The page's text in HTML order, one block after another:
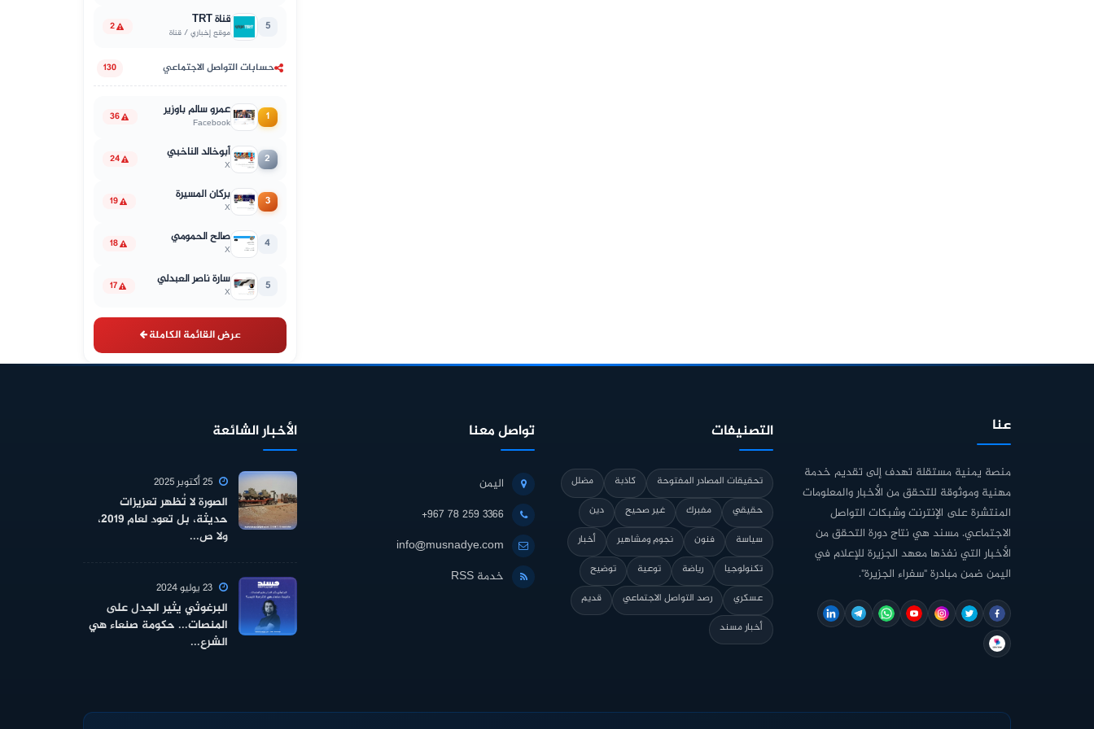
5 قناة TRT
موقع إخباري / قناة 2
حسابات التواصل الاجتماعي 130
1 عمرو سالم باوزير
Facebook
36
2 أبوخالد الناخبي
X
24
3 بركان المسيرة
X
19
4 صالح الحمومي
X
18
5 سارة ناصر العبدلي
X
17
عرض القائمة الكاملة
عنا
منصة يمنية مستقلة تهدف إلى تقديم خدمة
مهنية وموثوقة للتحقق من الأخبار والمعلومات
المنتشرة على الإنترنت وشبكات التواصل
الاجتماعي. مسند هي نتاج دورة التحقق من
الأخبار التي نفذها معهد الجزيرة للإعلام في
اليمن ضمن مبادرة "سفراء الجزيرة".
التصنيفات
تحقيقات المصادر المفتوحة كاذبة
مضلل
حقيقي
مفبرك غير صحيح
دين
سياسة
فنون نجوم ومشاهير
أخبار
تكنولوجيا
رياضة توعية
توضيح
عسكري
رصد التواصل الاجتماعي
قديم
أخبار مسند
تواصل معنا
اليمن
+967 78 259 3366
info@musnadye.com
خدمة RSS
الأخبار الشائعة
25 أكتوبر 2025
الصورة لا تُظهر تعزيزات
حديثة، بل تعود لعام 2019،
ولا ص...
23 يوليو 2024
البرغوثي يثير الجدل على
المنصات... حكومة صنعاء هي
الشرع...